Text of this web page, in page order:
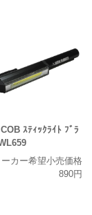
ｽﾃｨｯｸﾗｲﾄ ﾌﾞﾗ
ーカー希望小売価格
890円